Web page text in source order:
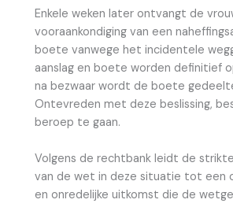
Enkele weken later ontvangt de
vooraankondiging van een
boete vanwege het incidentele
aanslag en boete worden definitief
na bezwaar wordt de boete
Ontevreden met deze beslissing,
beroep te gaan.
Volgens de rechtbank leidt de
van de wet in deze situatie tot een
en onredelijke uitkomst die de